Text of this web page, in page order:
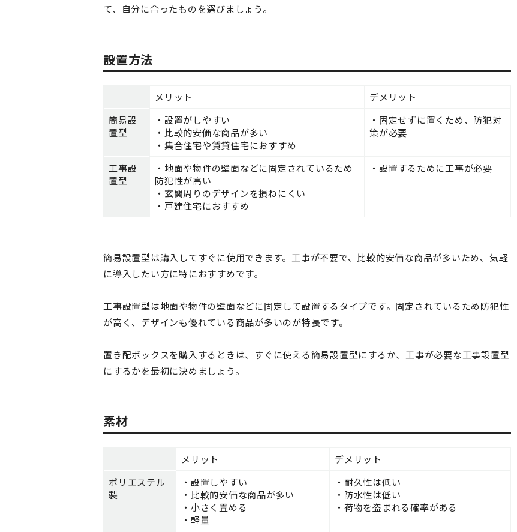
て、自分に合ったものを選びましょう。
設置方法
メリット
デメリット
簡易設
置型
・設置がしやすい
・比較的安価な商品が多い
・集合住宅や賃貸住宅におすすめ
・固定せずに置くため、防犯対
策が必要
工事設
置型
・地面や物件の壁面などに固定されているため
防犯性が高い
・玄関周りのデザインを損ねにくい
・戸建住宅におすすめ
・設置するために工事が必要
簡易設置型は購入してすぐに使用できます。工事が不要で、比較的安価な商品が多いため、気軽
に導入したい方に特におすすめです。
工事設置型は地面や物件の壁面などに固定して設置するタイプです。固定されているため防犯性
が高く、デザインも優れている商品が多いのが特長です。
置き配ボックスを購入するときは、すぐに使える簡易設置型にするか、工事が必要な工事設置型
にするかを最初に決めましょう。
素材
メリット
デメリット
ポリエステル
製
・設置しやすい
・比較的安価な商品が多い
・小さく畳める
・軽量
・耐久性は低い
・防水性は低い
・荷物を盗まれる確率がある